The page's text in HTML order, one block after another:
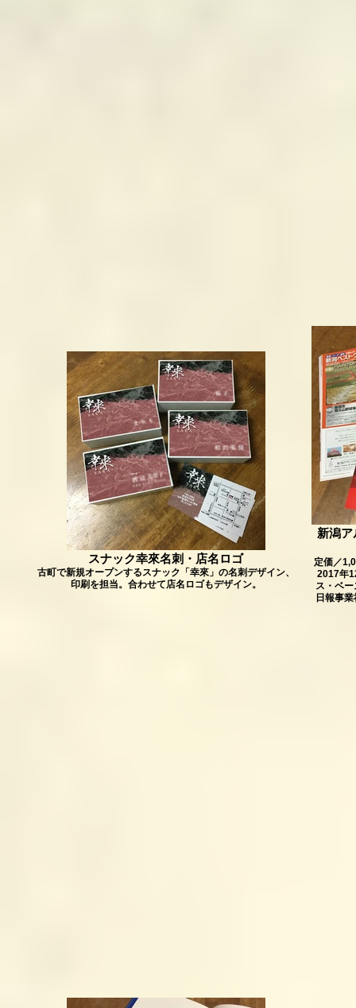
スナック幸來名刺・店名ロゴ
古町で新規オープンするスナック「幸來」の名刺デザイン、
印刷を担当。合わせて店名ロゴもデザイン。
新潟
定価／
2017年
ス・ベ
日報事